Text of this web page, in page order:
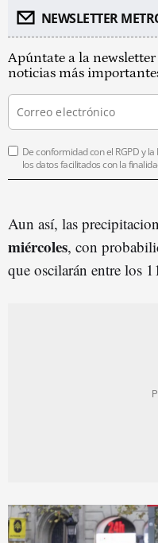
NEWSLETTER
Apúntate a la
noticias más
De conformidad con el RGPD y la
los datos facilitados con la
Aun así, las
miércoles, con
que oscilarán entre los